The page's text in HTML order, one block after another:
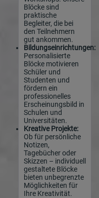
Blöcke sind
praktische
Begleiter, die bei
den Teilnehmern
gut ankommen.
Bildungseinrichtungen:
Personalisierte
Blöcke motivieren
Schüler und
Studenten und
fördern ein
professionelles
Erscheinungsbild in
Schulen und
Universitäten.
Kreative Projekte:
Ob für persönliche
Notizen,
Tagebücher oder
Skizzen – individuell
gestaltete Blöcke
bieten unbegrenzte
Möglichkeiten für
Ihre Kreativität.